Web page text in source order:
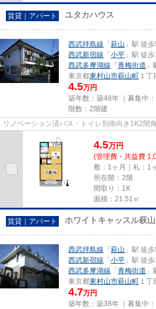
賃貸｜アパート ユタカハウス
西武拝島線 「 萩山 」駅 徒
西武新宿線 「 小平 」駅 徒
西武多摩湖線 「 青梅街道
東京都東村山市萩山町 １丁
4.5万円
築年数：築48年 ｜募集中：
階数：2階建
リノベーション済バス・トイレ別南向き1K2階
4.5万円
(管理費・共益費
敷：1ヶ月｜礼：1
所在階：2階
間取り：1K
面積：21.51㎡
賃貸｜アパート ホワイトキャッスル萩山
西武拝島線 「 萩山 」駅 徒
西武新宿線 「 小平 」駅 徒
西武多摩湖線 「 青梅街道
東京都東村山市萩山町 １丁
4.7万円
築年数：築38年 ｜募集中：